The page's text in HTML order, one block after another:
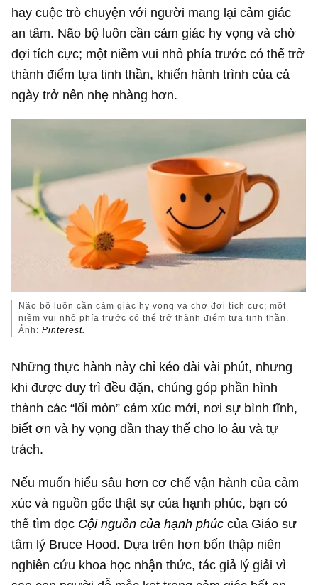
hay cuộc trò chuyện với người mang lại cảm giác
an tâm. Não bộ luôn cần cảm giác hy vọng và chờ
đợi tích cực; một niềm vui nhỏ phía trước có thể trở
thành điểm tựa tinh thần, khiến hành trình của cả
ngày trở nên nhẹ nhàng hơn.
Não bộ luôn cần cảm giác hy vọng và chờ đợi tích cực; một
niềm vui nhỏ phía trước có thể trở thành điểm tựa tinh thần.
Ảnh:Pinterest.
Những thực hành này chỉ kéo dài vài phút, nhưng
khi được duy trì đều đặn, chúng góp phần hình
thành các “lối mòn” cảm xúc mới, nơi sự bình tĩnh,
biết ơn và hy vọng dần thay thế cho lo âu và tự
trách.
Nếu muốn hiểu sâu hơn cơ chế vận hành của cảm
xúc và nguồn gốc thật sự của hạnh phúc, bạn có
thể tìm đọc Cội nguồn của hạnh phúc của Giáo sư
tâm lý Bruce Hood. Dựa trên hơn bốn thập niên
nghiên cứu khoa học nhận thức, tác giả lý giải vì